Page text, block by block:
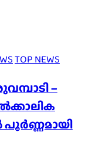
TOP NEWS
–
പൂർണ്ണമായി